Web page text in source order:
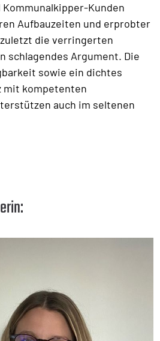
Kunden
Aufbauzeiten und erprobter
die verringerten
schlagendes Argument. Die
sowie ein dichtes
mit kompetenten
auch im seltenen